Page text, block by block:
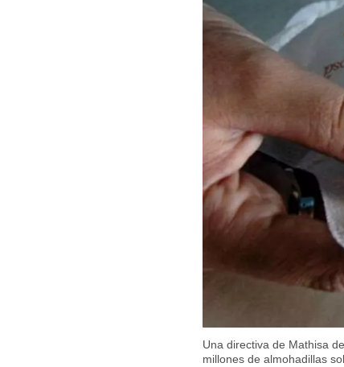
Una directiva de Mathisa
millones de almohadillas